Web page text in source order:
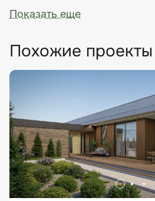
Показать еще
Похожие проекты